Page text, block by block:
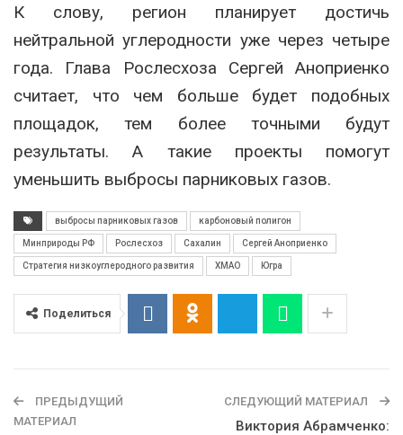
К слову, регион планирует достичь
нейтральной углеродности уже через четыре
года. Глава Рослесхоза Сергей Аноприенко
считает, что чем больше будет подобных
площадок, тем более точными будут
результаты. А такие проекты помогут
уменьшить выбросы парниковых газов.
выбросы парниковых газов карбоновый полигон
Минприроды РФ Рослесхоз Сахалин Сергей Аноприенко
Стратегия низкоуглеродного развития ХМАО Югра
Поделиться
ПРЕДЫДУЩИЙ
МАТЕРИАЛ
СЛЕДУЮЩИЙ МАТЕРИАЛ
Виктория Абрамченко: